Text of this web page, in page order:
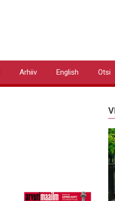
Arhiiv English Otsi